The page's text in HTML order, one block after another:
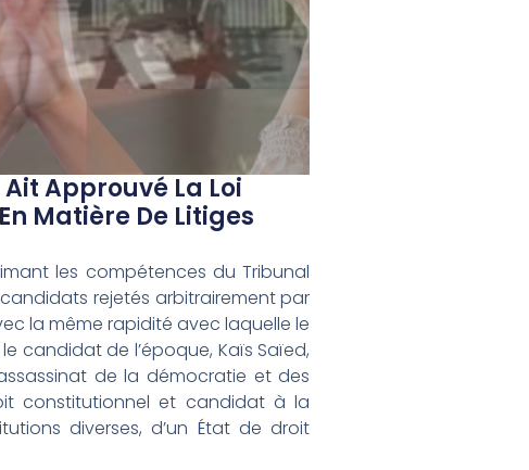
Approuvé La Loi
Matière De Litiges
les compétences du Tribunal
rejetés arbitrairement par
la même rapidité avec laquelle le
candidat de l’époque, Kaïs Saïed,
de la démocratie et des
constitutionnel et candidat à la
diverses, d’un État de droit